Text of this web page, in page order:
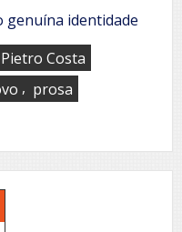
identidade
Pietro Costa
, prosa